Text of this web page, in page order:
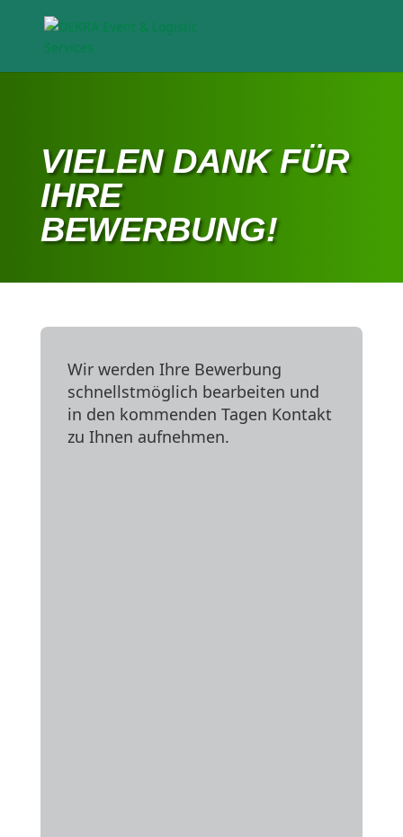
VIELEN DANK FÜR
IHRE
BEWERBUNG!
Wir werden Ihre Bewerbung
schnellst­möglich bearbeiten und
in den kommenden Tagen Kontakt
zu Ihnen aufnehmen.